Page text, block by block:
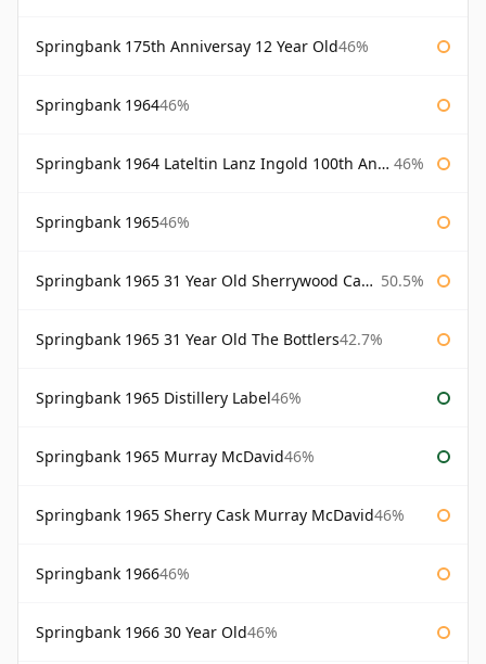
Springbank 175th Anniversay 12 Year Old46%
Springbank 196446%
Springbank 1964 Lateltin Lanz Ingold 100th Anniversary 46%
Springbank 196546%
Springbank 1965 31 Year Old Sherrywood Cadenhead's 50.5%
Springbank 1965 31 Year Old The Bottlers42.7%
Springbank 1965 Distillery Label46%
Springbank 1965 Murray McDavid46%
Springbank 1965 Sherry Cask Murray McDavid46%
Springbank 196646%
Springbank 1966 30 Year Old46%